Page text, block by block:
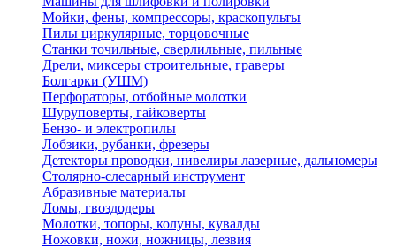
Мойки, фены, компрессоры, краскопульты
Пилы циркулярные, торцовочные
Станки точильные, сверлильные, пильные
Дрели, миксеры строительные, граверы
Болгарки (УШМ)
Перфораторы, отбойные молотки
Шуруповерты, гайковерты
Бензо- и электропилы
Лобзики, рубанки, фрезеры
Детекторы проводки, нивелиры лазерные, дальномеры
Столярно-слесарный инструмент
Абразивные материалы
Ломы, гвоздодеры
Молотки, топоры, колуны, кувалды
Ножовки, ножи, ножницы, лезвия